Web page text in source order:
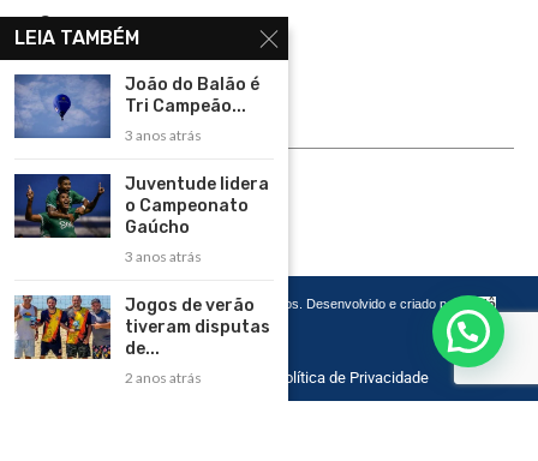
Contato
Política de Privacidade
Rádio Maristela - Ao Vivo
ASSINE
Copyright 2026 – Todos os Direitos Reservados. Desenvolvido e criado por
Cadô
Agência de Marketing
Home Contato Política de Privacidade
LEIA TAMBÉM
João do Balão é
Tri Campeão...
3 anos atrás
Juventude lidera
o Campeonato
Gaúcho
3 anos atrás
Jogos de verão
tiveram disputas
de...
2 anos atrás